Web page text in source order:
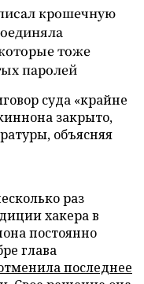
крошечную
тоже
паролей
суда «крайне
закрыто,
объясняя
раз
хакера в
постоянно
глава
последнее